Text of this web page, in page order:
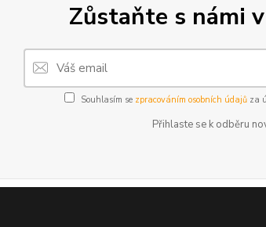
Zůstaňte s námi
Souhlasím se zpracováním osobních údajů za
Přihlaste se k odběru